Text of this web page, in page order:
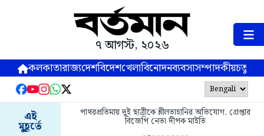
৭ আগস্ট, ২০২৬
কলকাতারাজ্যদেশবিদেশখেলাবিনোদনব্যবসাসম্পাদকীয়
এই
মুহূর্তে
পাথরপ্রতিমায় দুই ছাত্রীকে শ্লীলতাহানির অভিযোগ, গ্রেপ্তার
বিজেপি নেতা দীপক মাইতি